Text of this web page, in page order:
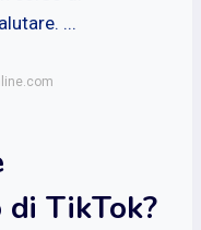
...
TikTok?